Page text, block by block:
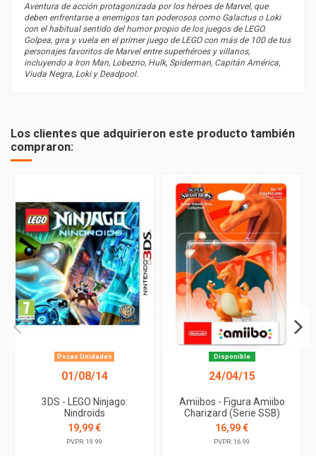
Aventura de acción protagonizada por los héroes de Marvel, que
deben enfrentarse a enemigos tan poderosos como Galactus o Loki
con el habitual sentido del humor propio de los juegos de LEGO.
Golpea, gira y vuela en el primer juego de LEGO con más de 100 de tus
personajes favoritos de Marvel entre superhéroes y villanos,
incluyendo a Iron Man, Lobezno, Hulk, Spiderman, Capitán América,
Viuda Negra, Loki y Deadpool.
PEGI 7
Los clientes que adquirieron este producto también
compraron:
Pocas Unidades
01/08/14
3DS - LEGO Ninjago:
Nindroids
19,99 €
PVPR: 19.99
Disponible
24/04/15
Amiibos - Figura Amiibo
Charizard (Serie SSB)
16,99 €
PVPR: 16.99